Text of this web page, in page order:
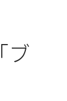
ブ